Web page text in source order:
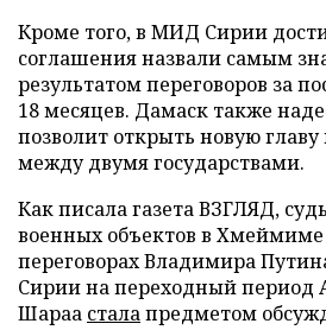
Кроме того, в МИД Сирии
соглашения назвали самым
результатом переговоров за
18 месяцев. Дамаск также
позволит открыть новую
между двумя государствами.
Как писала газета ВЗГЛЯД,
военных объектов в Хмеймиме
переговорах Владимира
Сирии на переходный период
Шараа сталапредметом